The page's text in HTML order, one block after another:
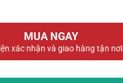
MUA NGAY
xác nhận và giao hàng tận nơi